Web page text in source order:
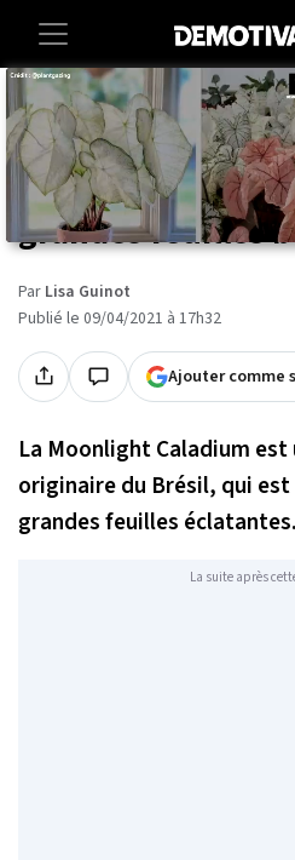
Accueil Maison
Découvrez la
Caladium, une
grandes feuilles
Par Lisa Guinot
Publié le 09/04/2021 à 17h32
Ajouter comme
La Moonlight Caladium
originaire du Brésil, qui
grandes feuilles éclatantes.
La suite après